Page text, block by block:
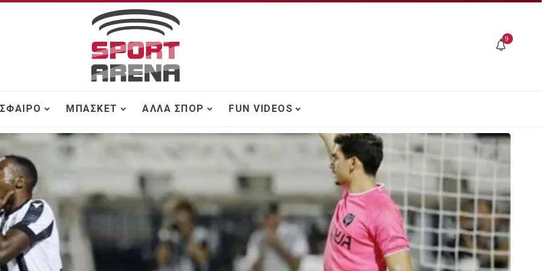
9
ΜΠΆΣΚΕΤ ΆΛΛΑ ΣΠΟΡ FUN VIDEOS